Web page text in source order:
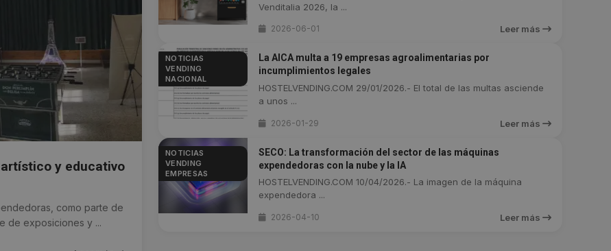
y educativo
como parte de
de exposiciones y ...
Venditalia 2026, la ...
2026-06-01 Leer más
NOTICIAS
VENDING
NACIONAL
La AICA multa a 19 empresas agroalimentarias por
incumplimientos legales
HOSTELVENDING.COM 29/01/2026.- El total de las multas asciende
a unos ...
2026-01-29 Leer más
NOTICIAS
VENDING
EMPRESAS
SECO: La transformación del sector de las máquinas
expendedoras con la nube y la IA
HOSTELVENDING.COM 10/04/2026.- La imagen de la máquina
expendedora ...
2026-04-10 Leer más